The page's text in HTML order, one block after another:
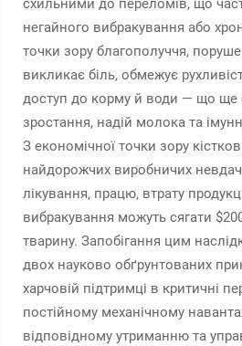
схильними до переломів, що
негайного вибракування або
точки зору благополуччя,
викликає біль, обмежує
доступ до корму й води — що ще
зростання, надій молока та
З економічної точки зору
найдорожчих виробничих
лікування, працю, втрату
вибракування можуть сягати
тварину. Запобігання цим
двох науково обґрунтованих
харчовій підтримці в критичні
постійному механічному
відповідному утриманню та